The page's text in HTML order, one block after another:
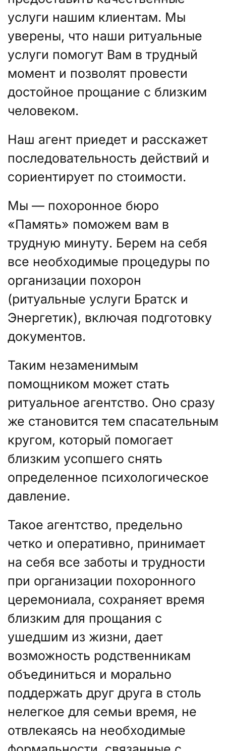
услуги нашим клиентам. Мы
уверены, что наши ритуальные
услуги помогут Вам в трудный
момент и позволят провести
достойное прощание с близким
человеком.
Наш агент приедет и расскажет
последовательность действий и
сориентирует по стоимости.
Мы — похоронное бюро
«Память» поможем вам в
трудную минуту. Берем на себя
все необходимые процедуры по
организации похорон
(ритуальные услуги Братск и
Энергетик), включая подготовку
документов.
Таким незаменимым
помощником может стать
ритуальное агентство. Оно сразу
же становится тем спасательным
кругом, который помогает
близким усопшего снять
определенное психологическое
давление.
Такое агентство, предельно
четко и оперативно, принимает
на себя все заботы и трудности
при организации похоронного
церемониала, сохраняет время
близким для прощания с
ушедшим из жизни, дает
возможность родственникам
объединиться и морально
поддержать друг друга в столь
нелегкое для семьи время, не
отвлекаясь на необходимые